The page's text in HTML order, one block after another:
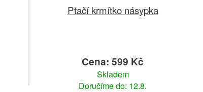
Ptačí krmítko násypka
Cena: 599 Kč
Skladem
Doručíme do: 12.8.